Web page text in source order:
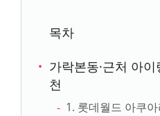
목차
가락본동·근처 아
천
1. 롯데월드 아쿠